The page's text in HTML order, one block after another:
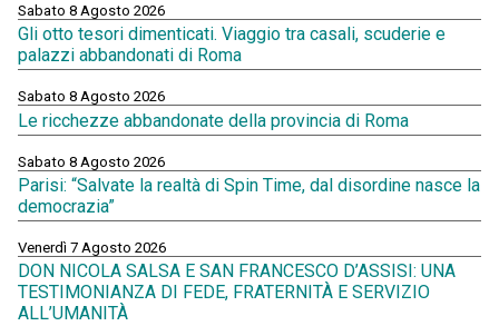
Sabato 8 Agosto 2026
Gli otto tesori dimenticati. Viaggio tra casali, scuderie e
palazzi abbandonati di Roma
Sabato 8 Agosto 2026
Le ricchezze abbandonate della provincia di Roma
Sabato 8 Agosto 2026
Parisi: “Salvate la realtà di Spin Time, dal disordine nasce la
democrazia”
Venerdì 7 Agosto 2026
DON NICOLA SALSA E SAN FRANCESCO D’ASSISI: UNA
TESTIMONIANZA DI FEDE, FRATERNITÀ E SERVIZIO
ALL’UMANITÀ